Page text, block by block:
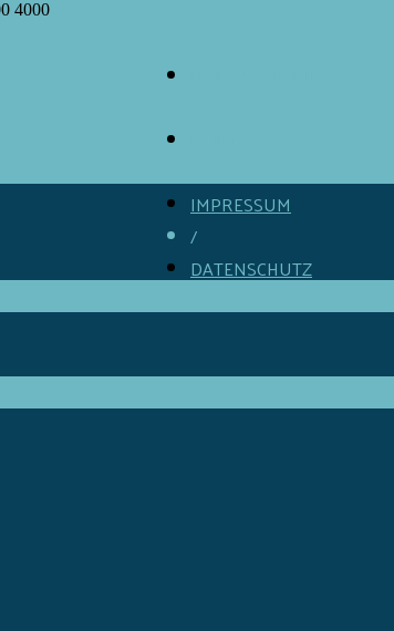
4000
IMPRESSUM
/
DATENSCHUTZ